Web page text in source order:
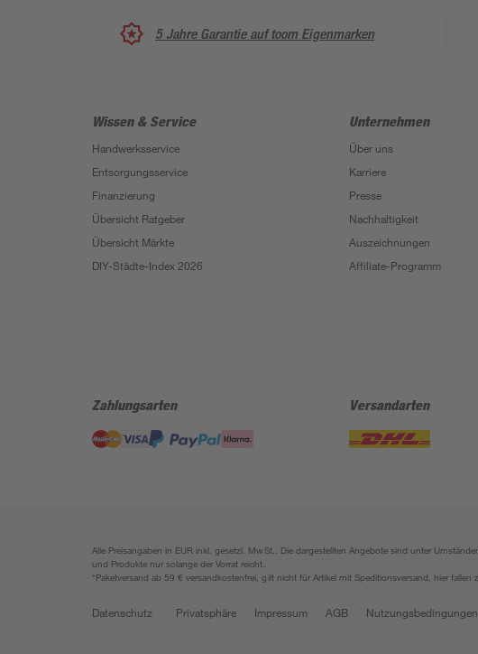
5 Jahre Garantie auf toom Eigenmarken
Wissen & Service
Handwerksservice
Entsorgungsservice
Finanzierung
Übersicht Ratgeber
Übersicht Märkte
DIY-Städte-Index 2026
Unternehmen
Über uns
Karriere
Presse
Nachhaltigkeit
Auszeichnungen
Affiliate-Programm
Zahlungsarten Versandarten
Alle Preisangaben in EUR inkl. gesetzl. MwSt.. Die dargestellten Angebote sind unter
und Produkte nur solange der Vorrat reicht.
*Paketversand ab 59 € versandkostenfrei, gilt nicht für Artikel mit Speditionsversand, hier fallen
Datenschutz Privatsphäre Impressum AGB Nutzungsbedingungen